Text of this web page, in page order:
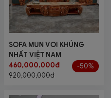
SOFA MUN VOI KHỦNG
NHẤT VIỆT NAM
460,000,000đ
920,000,000đ
-50%